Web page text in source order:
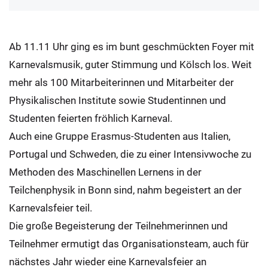
Ab 11.11 Uhr ging es im bunt geschmückten Foyer mit
Karnevalsmusik, guter Stimmung und Kölsch los. Weit
mehr als 100 Mitarbeiterinnen und Mitarbeiter der
Physikalischen Institute sowie Studentinnen und
Studenten feierten fröhlich Karneval.
Auch eine Gruppe Erasmus-Studenten aus Italien,
Portugal und Schweden, die zu einer Intensivwoche zu
Methoden des Maschinellen Lernens in der
Teilchenphysik in Bonn sind, nahm begeistert an der
Karnevalsfeier teil.
Die große Begeisterung der Teilnehmerinnen und
Teilnehmer ermutigt das Organisationsteam, auch für
nächstes Jahr wieder eine Karnevalsfeier an